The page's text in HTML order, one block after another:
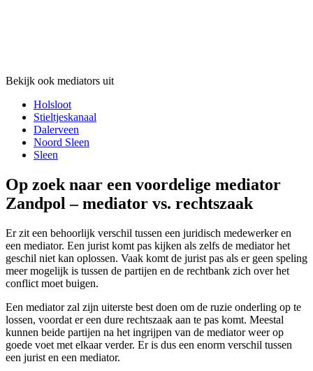
Bekijk ook mediators uit
Holsloot
Stieltjeskanaal
Dalerveen
Noord Sleen
Sleen
Op zoek naar een voordelige mediator
Zandpol – mediator vs. rechtszaak
Er zit een behoorlijk verschil tussen een juridisch medewerker en
een mediator. Een jurist komt pas kijken als zelfs de mediator het
geschil niet kan oplossen. Vaak komt de jurist pas als er geen speling
meer mogelijk is tussen de partijen en de rechtbank zich over het
conflict moet buigen.
Een mediator zal zijn uiterste best doen om de ruzie onderling op te
lossen, voordat er een dure rechtszaak aan te pas komt. Meestal
kunnen beide partijen na het ingrijpen van de mediator weer op
goede voet met elkaar verder. Er is dus een enorm verschil tussen
een jurist en een mediator.